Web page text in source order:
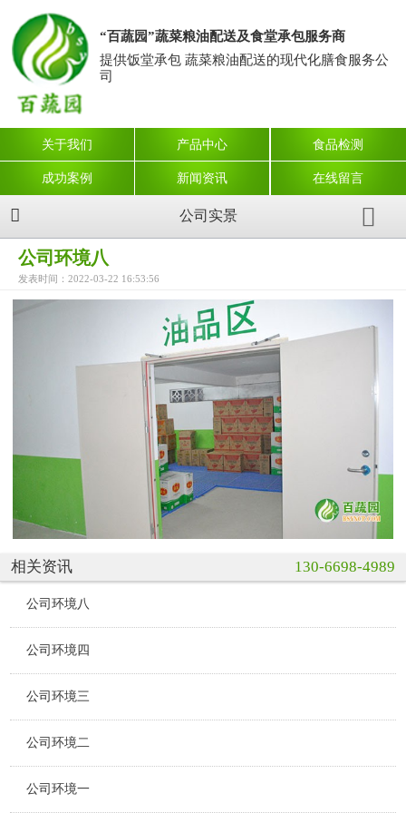
“百蔬园”蔬菜粮油配送及食堂承包服务商
提供饭堂承包 蔬菜粮油配送的现代化膳食服务公
司
关于我们 产品中心 食品检测
成功案例 新闻资讯 在线留言
公司实景
公司环境八
发表时间：2022-03-22 16:53:56
相关资讯 130-6698-4989
公司环境八
公司环境四
公司环境三
公司环境二
公司环境一